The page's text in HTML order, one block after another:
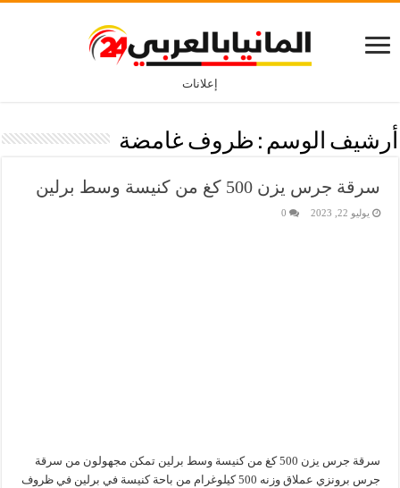
إعلانات
أرشيف الوسم : ظروف غامضة
سرقة جرس يزن 500 كغ من كنيسة وسط برلين
يوليو 22, 2023 0
سرقة جرس يزن 500 كغ من كنيسة وسط برلين تمكن مجهولون من سرقة
جرس برونزي عملاق وزنه 500 كيلوغرام من باحة كنيسة في برلين في ظروف